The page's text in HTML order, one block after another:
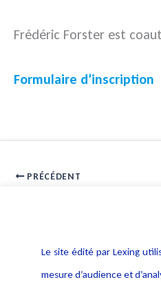
Frédéric Forster est
Formulaire d’inscription
PRÉCÉDENT
Le site édité par Lexing
mesure d’audience et